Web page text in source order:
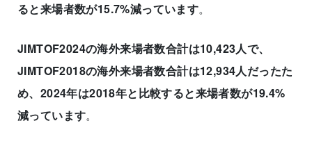
ると来場者数が15.7%減っています。
JIMTOF2024の海外来場者数合計は10,423人で、
JIMTOF2018の海外来場者数合計は12,934人だったた
め、2024年は2018年と比較すると来場者数が19.4%
減っています。